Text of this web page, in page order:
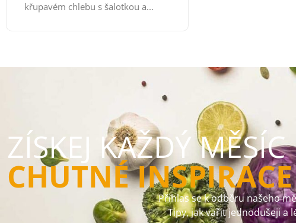
křupavém chlebu s šalotkou a...
ZÍSKEJ KAŽDÝ
CHUTNÉ INSPIRACE
Přihlas se k odběru našeho
Tipy, jak vařit jednodušeji a